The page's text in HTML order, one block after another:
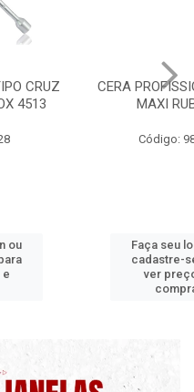
CERA PROFISSIONAL 200G
Faça seu login ou
cadastre-se para